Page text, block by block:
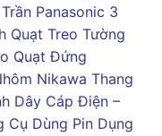
Panasonic 3
Quạt Treo Tường
Quạt Đứng
Nikawa Thang
Dây Cáp Điện –
Cụ Dùng Pin Dụng